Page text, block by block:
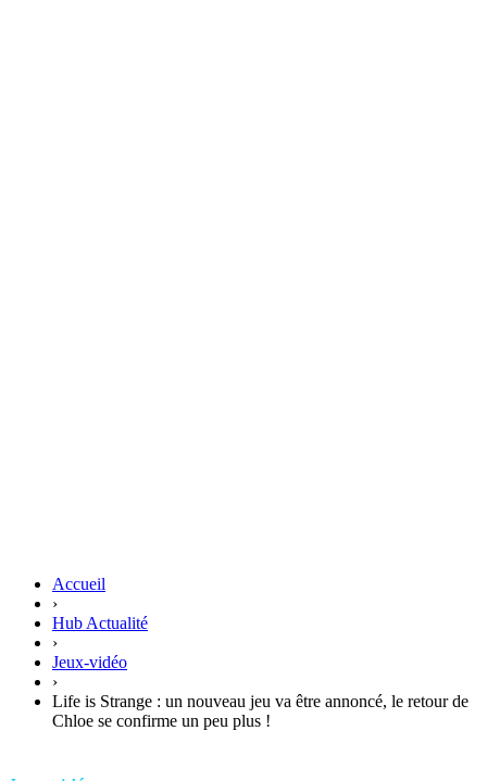
Accueil
›
Hub Actualité
›
Jeux-vidéo
›
Life is Strange : un nouveau jeu va être annoncé, le retour de
Chloe se confirme un peu plus !